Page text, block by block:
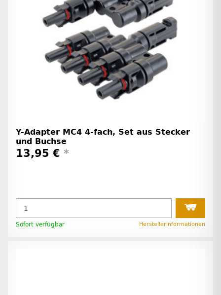
Y-Adapter MC4 4-fach, Set aus Stecker
und Buchse
13,95 € *
Sofort verfügbar Herstellerinformationen